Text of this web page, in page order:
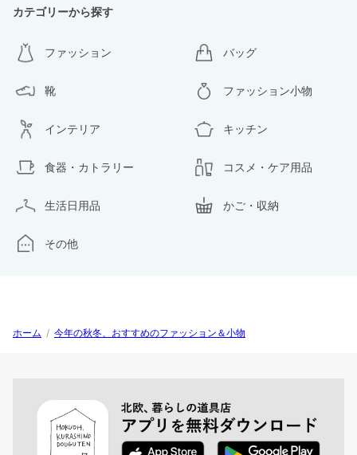
カテゴリーから探す
ファッション バッグ
靴 ファッション小物
インテリア キッチン
食器・カトラリー コスメ・ケア用品
生活日用品 かご・収納
その他
ホーム / 今年の秋冬、おすすめのファッション＆小物